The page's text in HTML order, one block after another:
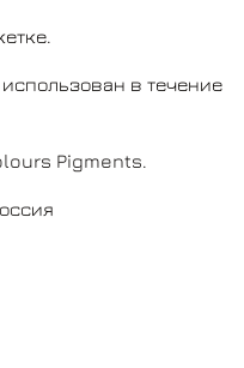
в течение
Pigments.